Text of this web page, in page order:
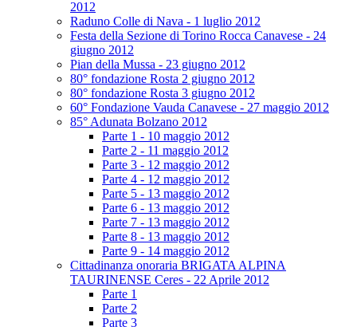
2012
Raduno Colle di Nava - 1 luglio 2012
Festa della Sezione di Torino Rocca Canavese - 24
giugno 2012
Pian della Mussa - 23 giugno 2012
80° fondazione Rosta 2 giugno 2012
80° fondazione Rosta 3 giugno 2012
60° Fondazione Vauda Canavese - 27 maggio 2012
85° Adunata Bolzano 2012
Parte 1 - 10 maggio 2012
Parte 2 - 11 maggio 2012
Parte 3 - 12 maggio 2012
Parte 4 - 12 maggio 2012
Parte 5 - 13 maggio 2012
Parte 6 - 13 maggio 2012
Parte 7 - 13 maggio 2012
Parte 8 - 13 maggio 2012
Parte 9 - 14 maggio 2012
Cittadinanza onoraria BRIGATA ALPINA
TAURINENSE Ceres - 22 Aprile 2012
Parte 1
Parte 2
Parte 3